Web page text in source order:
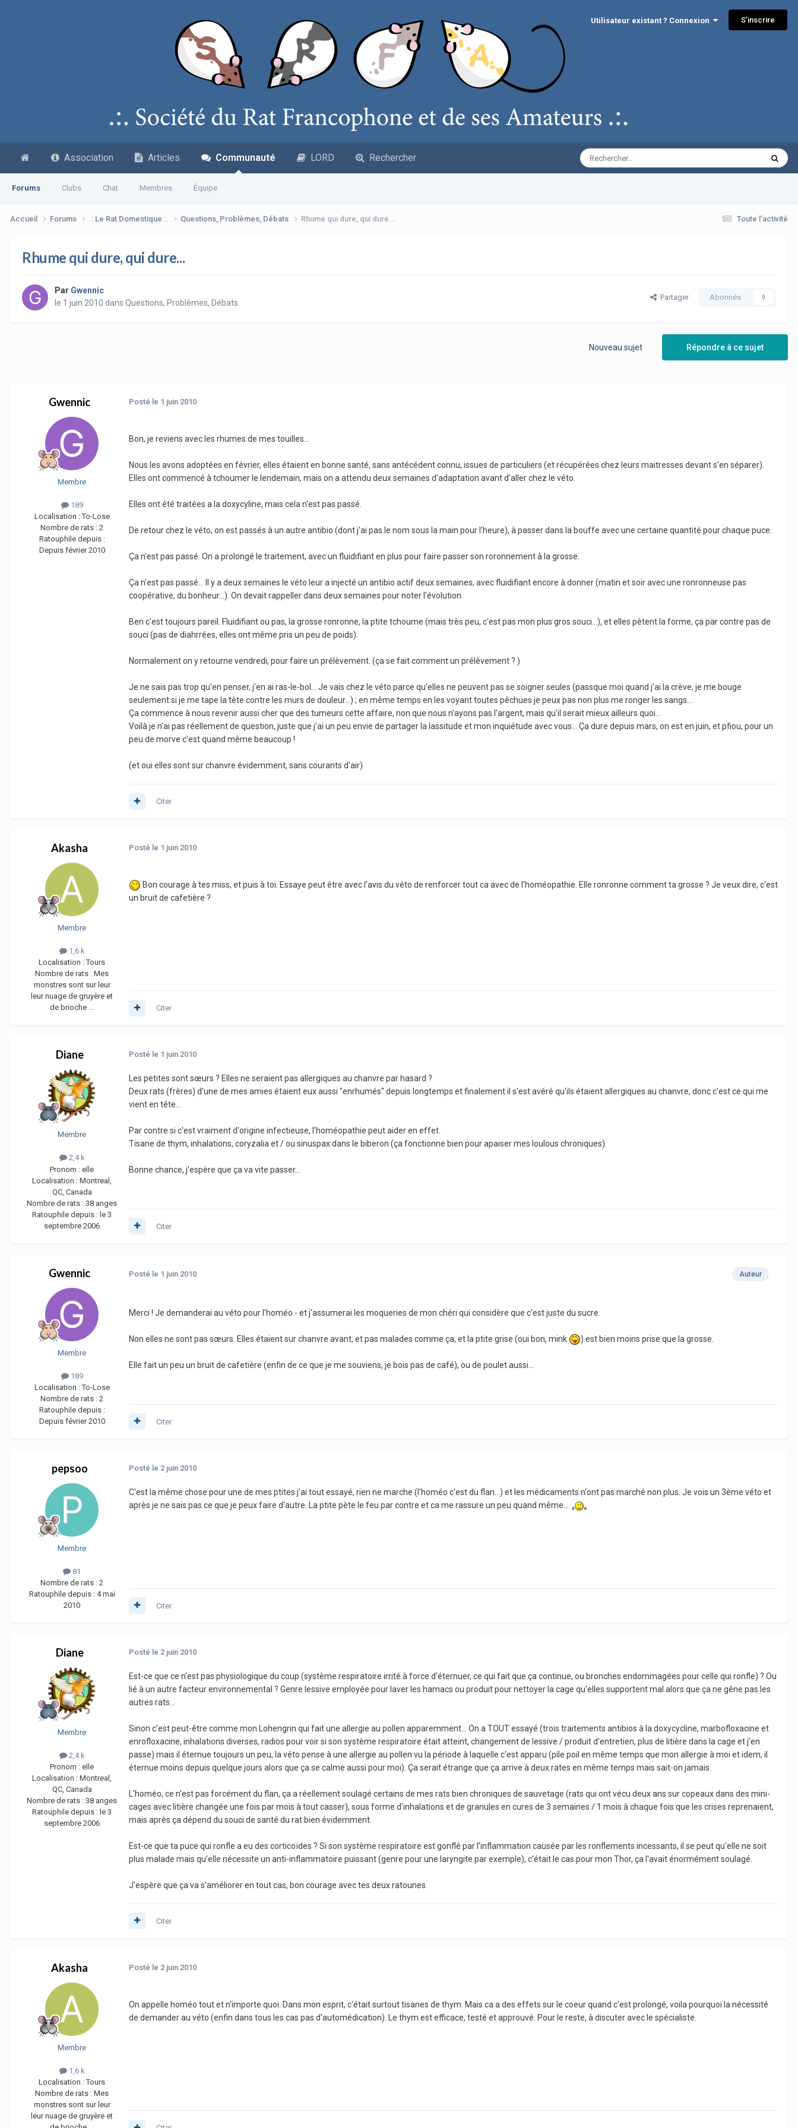
Utilisateur existant ? Connexion S’inscrire
Association Articles Communauté
Forums Clubs Chat Membres Équipe
LORD Rechercher
Toute l’activité
Accueil Forums .: Le Rat Domestique :. Questions, Problèmes, Débats Rhume qui dure, qui dure...
Rhume qui dure, qui dure...
Par Gwennic
le 1 juin 2010 dans Questions, Problèmes, Débats
Partager Abonnés 0
Répondre à ce sujet
Nouveau sujet
Gwennic
Membre
189
Localisation :To-Lose
Nombre de rats : 2
Ratouphile depuis :
Depuis février 2010
Posté le 1 juin 2010
Bon, je reviens avec les rhumes de mes touilles...
Nous les avons adoptées en février, elles étaient en bonne santé, sans antécédent connu, issues de particuliers (et récupérées chez leurs maitresses devant s'en séparer).
Elles ont commencé à tchoumer le lendemain, mais on a attendu deux semaines d'adaptation avant d'aller chez le véto.
Elles ont été traitées a la doxycyline, mais cela n'est pas passé.
De retour chez le véto, on est passés à un autre antibio (dont j'ai pas le nom sous la main pour l'heure), à passer dans la bouffe avec une certaine quantité pour chaque puce.
Ça n'est pas passé. On a prolongé le traitement, avec un fluidifiant en plus pour faire passer son roronnement à la grosse.
Ça n'est pas passé... Il y a deux semaines le véto leur a injecté un antibio actif deux semaines, avec fluidifiant encore à donner (matin et soir avec une ronronneuse pas
coopérative, du bonheur...). On devait rappeller dans deux semaines pour noter l'évolution.
Ben c'est toujours pareil. Fluidifiant ou pas, la grosse ronronne, la ptite tchoume (mais très peu, c'est pas mon plus gros souci...), et elles pètent la forme, ça par contre pas de
souci (pas de diahrrées, elles ont même pris un peu de poids).
Normalement on y retourne vendredi, pour faire un prélèvement. (ça se fait comment un prélèvement ? )
Je ne sais pas trop qu'en penser, j'en ai ras-le-bol... Je vais chez le véto parce qu'elles ne peuvent pas se soigner seules (passque moi quand j'ai la crève, je me bouge
seulement si je me tape la tête contre les murs de douleur...) ; en même temps en les voyant toutes pêchues je peux pas non plus me ronger les sangs...
Ça commence à nous revenir aussi cher que des tumeurs cette affaire, non que nous n'ayons pas l'argent, mais qu'il serait mieux ailleurs quoi...
Voilà je n'ai pas réellement de question, juste que j'ai un peu envie de partager la lassitude et mon inquiétude avec vous... Ça dure depuis mars, on est en juin, et pfiou, pour un
peu de morve c'est quand même beaucoup !
(et oui elles sont sur chanvre évidemment, sans courants d'air)
Citer
Akasha
Membre
1,6 k
Localisation :Tours
Nombre de rats : Mes
monstres sont sur leur
leur nuage de gruyère et
de brioche ...
Posté le 1 juin 2010
Bon courage à tes miss, et puis à toi. Essaye peut être avec l'avis du véto de renforcer tout ca avec de l'homéopathie. Elle ronronne comment ta grosse ? Je veux dire, c'est
un bruit de cafetière ?
Citer
Diane
Membre
2,4 k
Pronom : elle
Localisation : Montreal,
QC, Canada
Nombre de rats : 38 anges
Ratouphile depuis : le 3
septembre 2006
Posté le 1 juin 2010
Les petites sont sœurs ? Elles ne seraient pas allergiques au chanvre par hasard ?
Deux rats (frères) d'une de mes amies étaient eux aussi "enrhumés" depuis longtemps et finalement il s'est avéré qu'ils étaient allergiques au chanvre, donc c'est ce qui me
vient en tête...
Par contre si c'est vraiment d'origine infectieuse, l'homéopathie peut aider en effet.
Tisane de thym, inhalations, coryzalia et / ou sinuspax dans le biberon (ça fonctionne bien pour apaiser mes loulous chroniques).
Bonne chance, j'espère que ça va vite passer...
Citer
Gwennic
Membre
189
Localisation :To-Lose
Nombre de rats : 2
Ratouphile depuis :
Depuis février 2010
Auteur
Posté le 1 juin 2010
Merci ! Je demanderai au véto pour l'homéo - et j'assumerai les moqueries de mon chéri qui considère que c'est juste du sucre.
Non elles ne sont pas sœurs. Elles étaient sur chanvre avant, et pas malades comme ça, et la ptite grise (oui bon, mink ) est bien moins prise que la grosse.
Elle fait un peu un bruit de cafetière (enfin de ce que je me souviens, je bois pas de café), ou de poulet aussi...
Citer
pepsoo
Membre
81
Nombre de rats : 2
Ratouphile depuis : 4 mai
2010
Posté le 2 juin 2010
C'est la même chose pour une de mes ptites.j'ai tout essayé, rien ne marche (l'homéo c'est du flan...) et les médicaments n'ont pas marché non plus. Je vois un 3ème véto et
après je ne sais pas ce que je peux faire d'autre. La ptite pète le feu par contre et ca me rassure un peu quand même...
Citer
Diane
Membre
2,4 k
Pronom : elle
Localisation : Montreal,
QC, Canada
Nombre de rats : 38 anges
Ratouphile depuis : le 3
septembre 2006
Posté le 2 juin 2010
Est-ce que ce n'est pas physiologique du coup (système respiratoire irrité à force d'éternuer, ce qui fait que ça continue, ou bronches endommagées pour celle qui ronfle) ? Ou
lié à un autre facteur environnemental ? Genre lessive employée pour laver les hamacs ou produit pour nettoyer la cage qu'elles supportent mal alors que ça ne gêne pas les
autres rats...
Sinon c'est peut-être comme mon Lohengrin qui fait une allergie au pollen apparemment... On a TOUT essayé (trois traitements antibios à la doxycycline, marbofloxacine et
enrofloxacine, inhalations diverses, radios pour voir si son système respiratoire était atteint, changement de lessive / produit d'entretien, plus de litière dans la cage et j'en
passe) mais il éternue toujours un peu, la véto pense à une allergie au pollen vu la période à laquelle c'est apparu (pile poil en même temps que mon allergie à moi et idem, il
éternue moins depuis quelque jours alors que ça se calme aussi pour moi). Ça serait étrange que ça arrive à deux rates en même temps mais sait-on jamais.
L'homéo, ce n'est pas forcément du flan, ça a réellement soulagé certains de mes rats bien chroniques de sauvetage (rats qui ont vécu deux ans sur copeaux dans des mini-
cages avec litière changée une fois par mois à tout casser), sous forme d'inhalations et de granules en cures de 3 semaines / 1 mois à chaque fois que les crises reprenaient,
mais après ça dépend du souci de santé du rat bien évidemment.
Est-ce que ta puce qui ronfle a eu des corticoïdes ? Si son système respiratoire est gonflé par l'inflammation causée par les ronflements incessants, il se peut qu'elle ne soit
plus malade mais qu'elle nécessite un anti-inflammatoire puissant (genre pour une laryngite par exemple), c'était le cas pour mon Thor, ça l'avait énormément soulagé.
J'espère que ça va s'améliorer en tout cas, bon courage avec tes deux ratounes.
Citer
Akasha
Membre
1,6 k
Localisation :Tours
Nombre de rats : Mes
monstres sont sur leur
leur nuage de gruyère et
Posté le 2 juin 2010
On appelle homéo tout et n'importe quoi. Dans mon esprit, c'était surtout tisanes de thym. Mais ca a des effets sur le coeur quand c'est prolongé, voila pourquoi la nécessité
de demander au véto (enfin dans tous les cas pas d'automédication). Le thym est efficace, testé et approuvé. Pour le reste, à discuter avec le spécialiste.